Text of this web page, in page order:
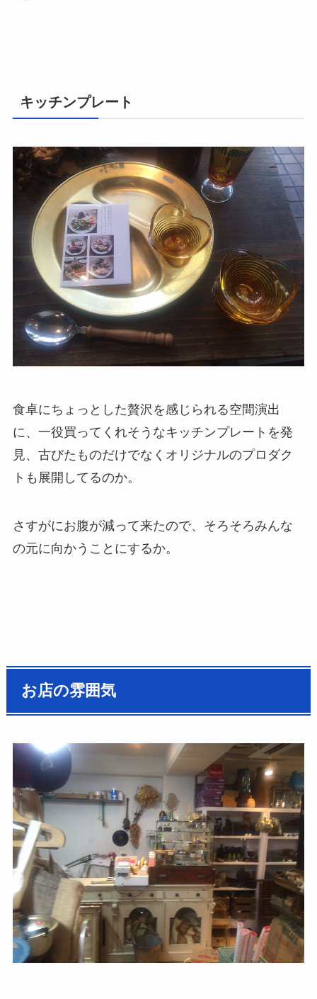
キッチンプレート
食卓にちょっとした贅沢を感じられる空間演出
に、一役買ってくれそうなキッチンプレートを発
見、古びたものだけでなくオリジナルのプロダク
トも展開してるのか。
さすがにお腹が減って来たので、そろそろみんな
の元に向かうことにするか。
お店の雰囲気